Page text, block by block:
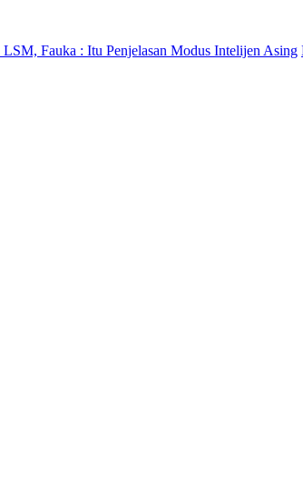
: Itu Penjelasan Modus Intelijen Asing Eksepsi